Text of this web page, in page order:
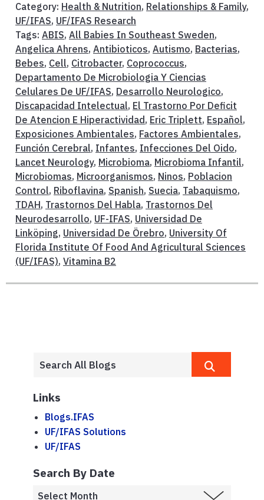
Category: Health & Nutrition, Relationships & Family,
UF/IFAS, UF/IFAS Research
Tags: ABIS, All Babies In Southeast Sweden,
Angelica Ahrens, Antibioticos, Autismo, Bacterias,
Bebes, Cell, Citrobacter, Coprococcus,
Departamento De Microbiologia Y Ciencias
Celulares De UF/IFAS, Desarrollo Neurologico,
Discapacidad Intelectual, El Trastorno Por Deficit
De Atencion E Hiperactividad , Eric Triplett, Español,
Exposiciones Ambientales, Factores Ambientales,
Función Cerebral, Infantes, Infecciones Del Oido,
Lancet Neurology, Microbioma, Microbioma Infantil,
Microbiomas, Microorganismos, Ninos, Poblacion
Control, Riboflavina, Spanish, Suecia, Tabaquismo,
TDAH, Trastornos Del Habla, Trastornos Del
Neurodesarrollo, UF-IFAS, Universidad De
Linköping, Universidad De Örebro, University Of
Florida Institute Of Food And Agricultural Sciences
(UF/IFAS), Vitamina B2
Links
Blogs.IFAS
UF/IFAS Solutions
UF/IFAS
Search By Date